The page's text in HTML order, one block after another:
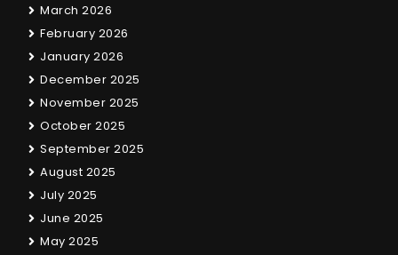
March 2026
February 2026
January 2026
December 2025
November 2025
October 2025
September 2025
August 2025
July 2025
June 2025
May 2025